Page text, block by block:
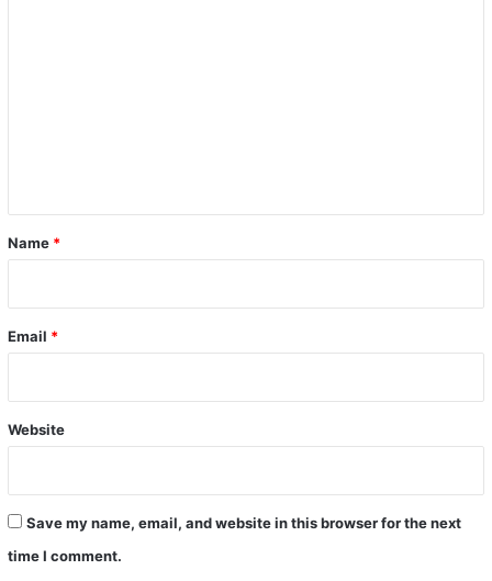
*
Name *
Email *
Website
Save my name, email, and website in this browser for the next
time I comment.